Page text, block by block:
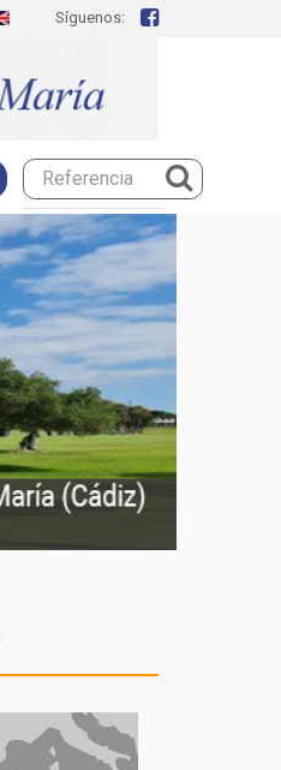
Síguenos: